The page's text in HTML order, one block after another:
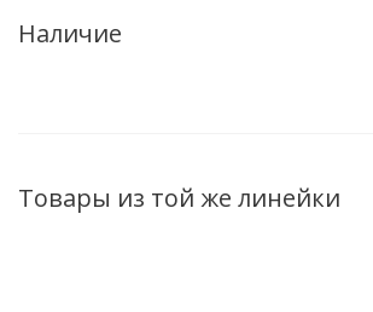
Наличие
Товары из той же линейки